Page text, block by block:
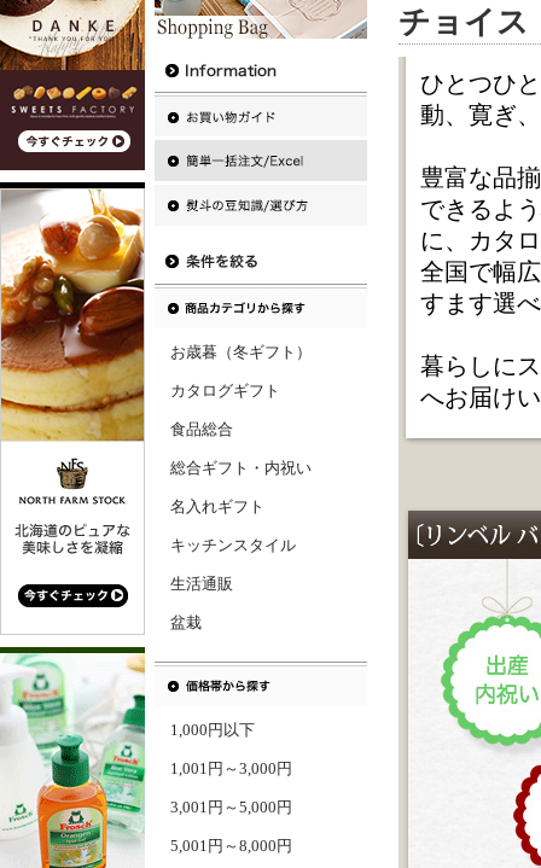
お歳暮（冬ギフト）
カタログギフト
食品総合
総合ギフト・内祝い
名入れギフト
キッチンスタイル
生活通販
盆栽
1,000円以下
1,001円～3,000円
3,001円～5,000円
5,001円～8,000円
チョイ
ひとつひ
動、寛ぎ
豊富な品
できるよ
に、カタ
全国で幅
すます選
暮らしに
へお届け